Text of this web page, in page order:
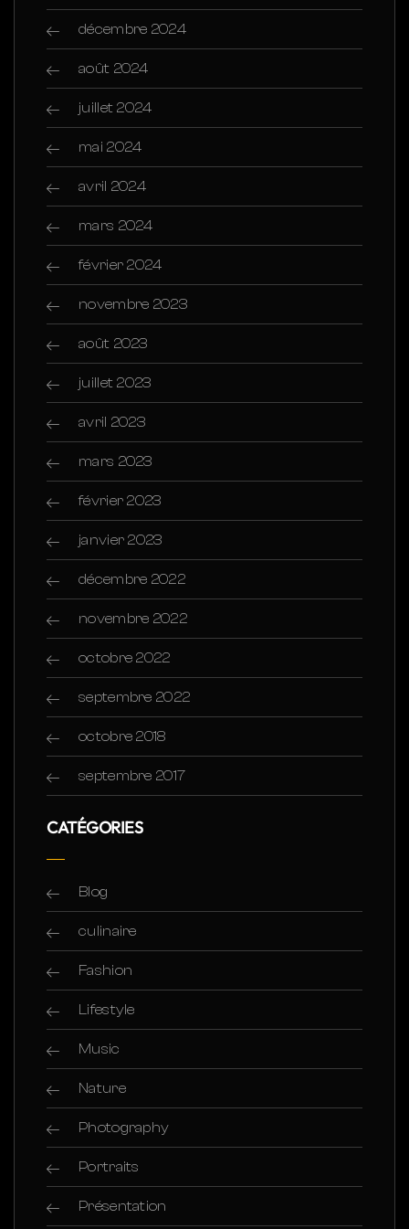
décembre 2024
août 2024
juillet 2024
mai 2024
avril 2024
mars 2024
février 2024
novembre 2023
août 2023
juillet 2023
avril 2023
mars 2023
février 2023
janvier 2023
décembre 2022
novembre 2022
octobre 2022
septembre 2022
octobre 2018
septembre 2017
CATÉGORIES
Blog
culinaire
Fashion
Lifestyle
Music
Nature
Photography
Portraits
Présentation